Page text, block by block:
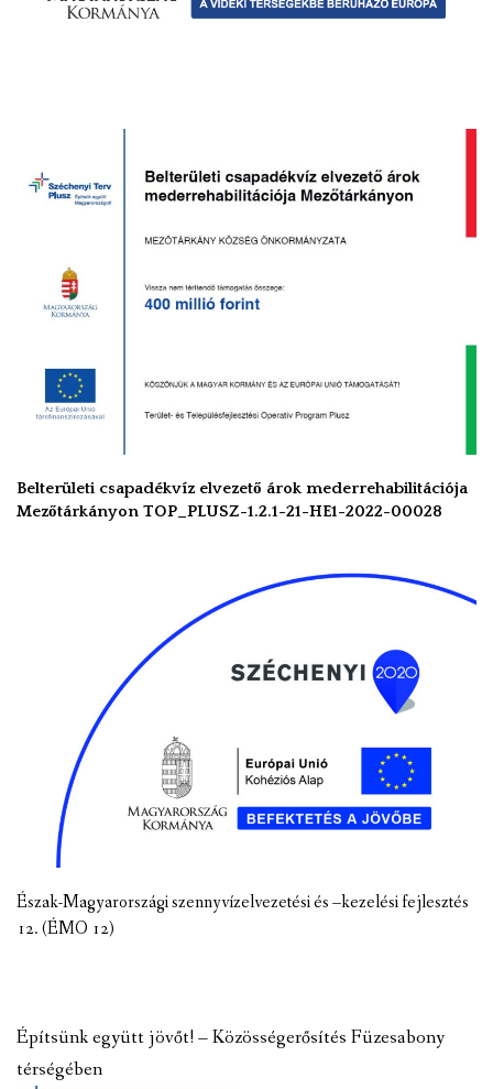
Belterületi csapadékvíz elvezető árok mederrehabilitációja
Mezőtárkányon TOP_PLUSZ-1.2.1-21-HE1-2022-00028
Észak-Magyarországi szennyvízelvezetési és –kezelési fejlesztés
12. (ÉMO 12)
Építsünk együtt jövőt! – Közösségerősítés Füzesabony
térségében